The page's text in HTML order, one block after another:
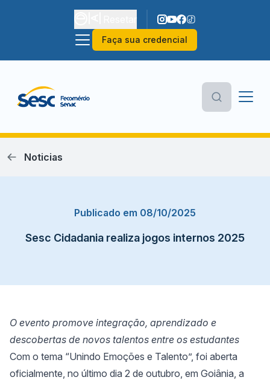
Faça sua credencial
Noticias
Publicado em 08/10/2025
Sesc Cidadania realiza jogos internos 2025
O evento promove integração, aprendizado e
descobertas de novos talentos entre os estudantes
Com o tema “Unindo Emoções e Talento”, foi aberta
oficialmente, no último dia 2 de outubro, em Goiânia, a